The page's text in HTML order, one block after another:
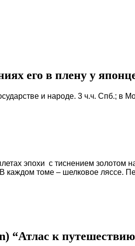
его в плену у
и народе. 3 ч.ч. Спб.; в
эпохи с тиснением
томе – шелковое ляссе.
к